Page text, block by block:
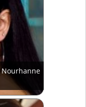
Nourhanne